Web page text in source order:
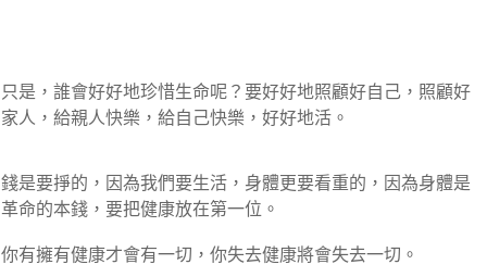
只是，誰會好好地珍惜生命呢？要好好地照顧好自己，照顧好
家人，給親人快樂，給自己快樂，好好地活。
錢是要掙的，因為我們要生活，身體更要看重的，因為身體是
革命的本錢，要把健康放在第一位。
你有擁有健康才會有一切，你失去健康將會失去一切。